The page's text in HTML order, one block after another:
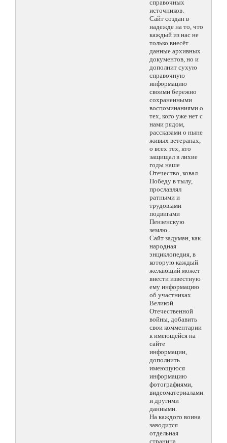
справочных
источников.
Сайт создан в
надежде на то, что
каждый из нас не
только внесёт
данные архивных
документов, но и
дополнит сухую
справочную
информацию
своими бережно
сохраненными
воспоминаниями о
тех, кого уже нет с
нами рядом,
рассказами о ныне
живых ветеранах,
о всех тех, кто
защищал в лихие
годы наше
Отечество, ковал
Победу в тылу,
прославлял
ратными и
трудовыми
подвигами
Пензенскую
землю.
Сайт задуман, как
народная
энциклопедия, в
которую каждый
желающий может
внести известную
ему информацию
об участниках
Великой
Отечественной
войны, добавить
свои комментарии
к имеющейся на
сайте
информации,
дополнить
имеющуюся
информацию
фотографиями,
видеоматериалами
и другими
данными.
На каждого воина
заводится
отдельная
страница,